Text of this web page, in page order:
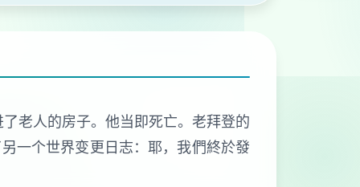
老人的房子。他当即死亡。老拜登的
一个世界变更日志：耶，我們終於發